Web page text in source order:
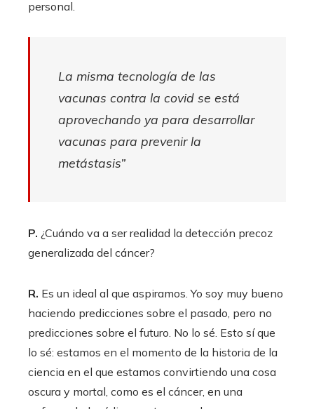
personal.
La misma tecnología de las
vacunas contra la covid se está
aprovechando ya para desarrollar
vacunas para prevenir la
metástasis”
P. ¿Cuándo va a ser realidad la detección precoz
generalizada del cáncer?
R. Es un ideal al que aspiramos. Yo soy muy bueno
haciendo predicciones sobre el pasado, pero no
predicciones sobre el futuro. No lo sé. Esto sí que
lo sé: estamos en el momento de la historia de la
ciencia en el que estamos convirtiendo una cosa
oscura y mortal, como es el cáncer, en una